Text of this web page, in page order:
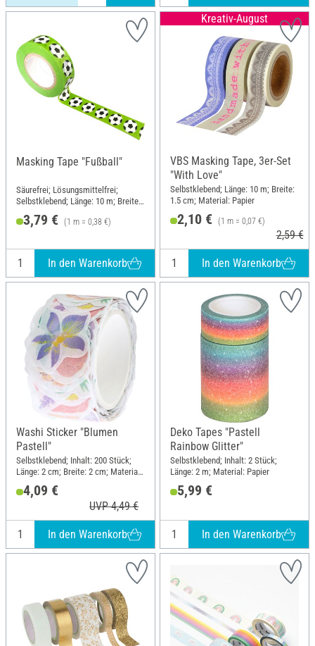
Masking Tape "Fußball"
Säurefrei; Lösungsmittelfrei;
Selbstklebend; Länge: 10 m; Breite:
3,79 € (1 m = 0,38 €)
In den Warenkorb
Kreativ-August
VBS Masking Tape, 3er-Set
"With Love"
Selbstklebend; Länge: 10 m; Breite:
1.5 cm; Material: Papier
2,10 € (1 m = 0,07 €)
2,59 €
In den Warenkorb
Washi Sticker "Blumen
Pastell"
Selbstklebend; Inhalt: 200 Stück;
Länge: 2 cm; Breite: 2 cm; Material:
4,09 €
UVP 4,49 €
In den Warenkorb
Deko Tapes "Pastell
Rainbow Glitter"
Selbstklebend; Inhalt: 2 Stück;
Länge: 2 m; Material: Papier
5,99 €
In den Warenkorb